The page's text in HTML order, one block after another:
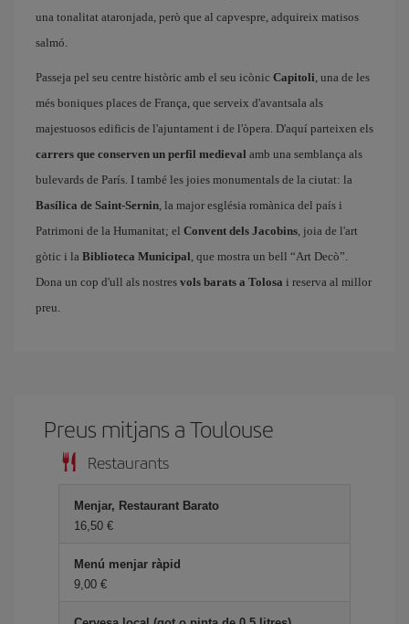
una tonalitat ataronjada, però que al capvespre, adquireix matisos
salmó.
Passeja pel seu centre històric amb el seu icònic Capitoli, una de les
més boniques places de França, que serveix d'avantsala als
majestuosos edificis de l'ajuntament i de l'òpera. D'aquí parteixen els
carrers que conserven un perfil medieval amb una semblança als
bulevards de París. I també les joies monumentals de la ciutat: la
Basílica de Saint-Sernin, la major església romànica del país i
Patrimoni de la Humanitat; el Convent dels Jacobins, joia de l'art
gòtic i la Biblioteca Municipal, que mostra un bell “Art Decò”.
Dona un cop d'ull als nostres vols barats a Tolosa i reserva al millor
preu.
Preus mitjans a Toulouse
Restaurants
Menjar, Restaurant Barato
16,50
Menú menjar ràpid
9,00